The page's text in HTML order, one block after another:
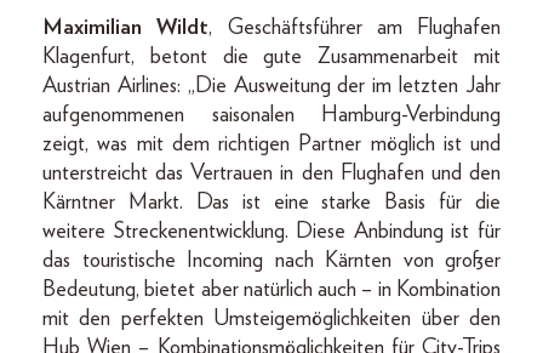
Maximilian Wildt, Geschäftsführer am Flughafen
Klagenfurt, betont die gute Zusammenarbeit mit
Austrian Airlines: „Die Ausweitung der im letzten Jahr
aufgenommenen saisonalen Hamburg-Verbindung
zeigt, was mit dem richtigen Partner möglich ist und
unterstreicht das Vertrauen in den Flughafen und den
Kärntner Markt. Das ist eine starke Basis für die
weitere Streckenentwicklung. Diese Anbindung ist für
das touristische Incoming nach Kärnten von großer
Bedeutung, bietet aber natürlich auch – in Kombination
mit den perfekten Umsteigemöglichkeiten über den
Hub Wien – Kombinationsmöglichkeiten für City-Trips